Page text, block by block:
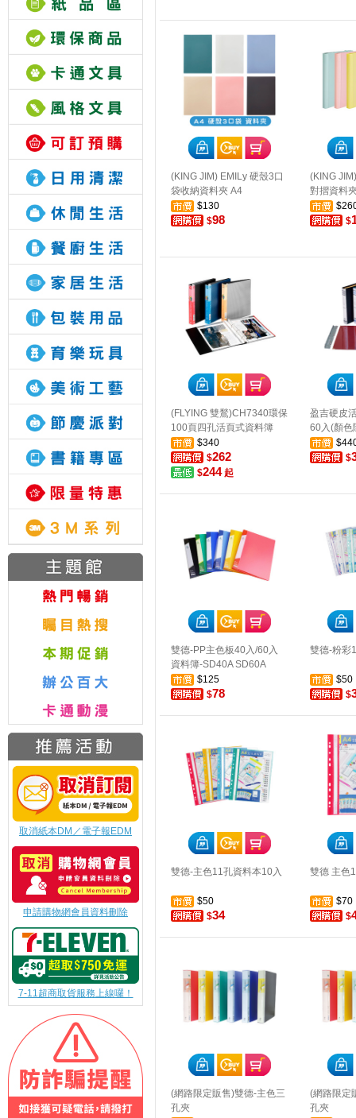
取消紙本DM／電子報EDM
申請購物網會員資料刪除
7-11超商取貨服務上線囉！
(KING JIM) EMILy 硬殼3口
袋收納資料夾 A4
$130
$98
(KING
對摺資料
$
(FLYING 雙鶖)CH7340環保
100頁四孔活頁式資料簿
$340
$262
$244起
盈吉硬皮
60入(顏色
$
雙德-PP主色板40入/60入
資料簿-SD40A SD60A
$125
$78
雙德-粉彩
$50
$
雙德-主色11孔資料本10入
$50
$34
雙德 主色
$70
$
(網路限定販售)雙德-主色三
孔夾
(網路限定
孔夾